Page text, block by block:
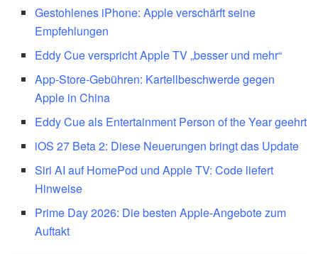
Gestohlenes iPhone: Apple verschärft seine
Empfehlungen
Eddy Cue verspricht Apple TV „besser und mehr“
App-Store-Gebühren: Kartellbeschwerde gegen
Apple in China
Eddy Cue als Entertainment Person of the Year geehrt
iOS 27 Beta 2: Diese Neuerungen bringt das Update
Siri AI auf HomePod und Apple TV: Code liefert
Hinweise
Prime Day 2026: Die besten Apple-Angebote zum
Auftakt